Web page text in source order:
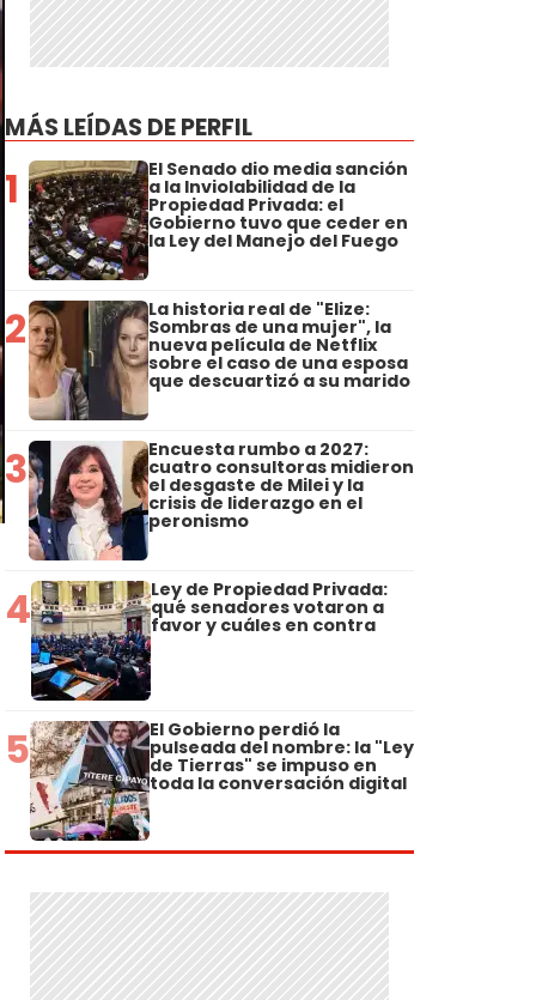
MÁS LEÍDAS DE PERFIL
1 El Senado dio media sanción
a la Inviolabilidad de la
Propiedad Privada: el
Gobierno tuvo que ceder en
la Ley del Manejo del Fuego
2 La historia real de "Elize:
Sombras de una mujer", la
nueva película de Netflix
sobre el caso de una esposa
que descuartizó a su marido
3 Encuesta rumbo a 2027:
cuatro consultoras midieron
el desgaste de Milei y la
crisis de liderazgo en el
peronismo
4 Ley de Propiedad Privada:
qué senadores votaron a
favor y cuáles en contra
5 El Gobierno perdió la
pulseada del nombre: la "Ley
de Tierras" se impuso en
toda la conversación digital